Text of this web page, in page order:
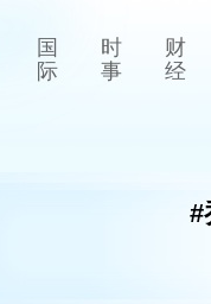
国
际
时
事
财
经
#